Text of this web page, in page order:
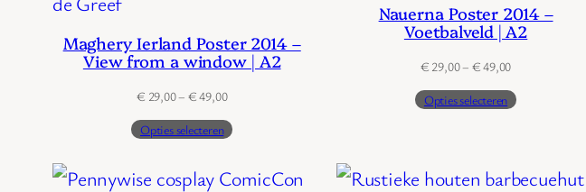
Maghery Ierland Poster 2014 –
View from a window | A2
€ 29,00– €49,00Prijsklasse:
tot
Opties selecteren
Nauerna Poster 2014 –
Voetbalveld | A2
€ 29,00– €49,00Prijsklasse:
tot
Opties selecteren